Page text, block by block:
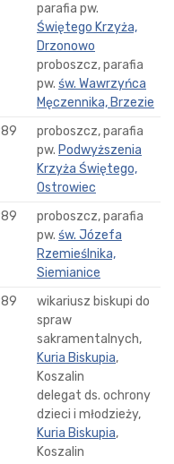
parafia pw.
Świętego Krzyża,
Drzonowo
proboszcz, parafia
pw. św. Wawrzyńca
Męczennika, Brzezie
proboszcz, parafia
pw. Podwyższenia
Krzyża Świętego,
Ostrowiec
proboszcz, parafia
pw. św. Józefa
Rzemieślnika,
Siemianice
wikariusz biskupi do
spraw
sakramentalnych,
Kuria Biskupia,
Koszalin
delegat ds. ochrony
dzieci i młodzieży,
Kuria Biskupia,
Koszalin